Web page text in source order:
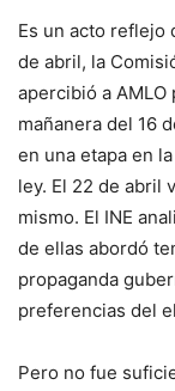
Es un acto reflejo
de abril, la
apercibió a
mañanera del 16
en una etapa en
ley. El 22 de abril
mismo. El INE
de ellas abordó
propaganda
preferencias del
Pero no fue